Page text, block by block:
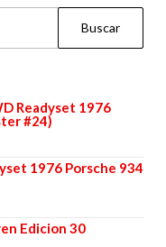
Readyset 1976
#24)
1976 Porsche 934
Edicion 30